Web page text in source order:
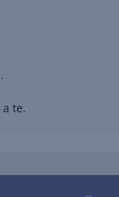
te.